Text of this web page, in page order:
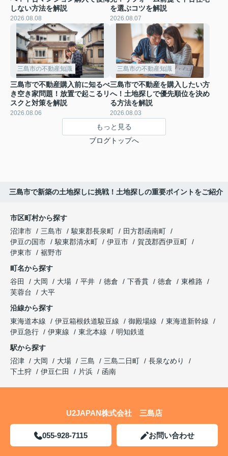
しない方法を解説
2026.08.08
を選ぶコツを解説
2026.08.07
三島市の不動産知識
三島市で不動産購入前に知るべ
き空き家問題！放置で起こるリ
スクと対策を解説
2026.08.06
三島市の不動産知識
三島市で不動産を購入したい方
へ！土地探しで優先順位を決め
る方法を解説
2026.08.03
もっと見る
ブログトップへ
三島市で新築の土地探しに挑戦！土地探しの重要ポイントをご紹介
市区町村から探す
沼津市
三島市 駿東郡長泉町
田方郡函南町
伊豆の国市
駿東郡清水町 伊豆市
賀茂郡西伊豆町
伊東市
裾野市
町名から探す
谷田
大岡 大場 平井 徳倉 下香貫 徳倉
東椎路
芙蓉台
大平
沿線から探す
東海道本線
伊豆箱根鉄道駿豆線 御殿場線
東海道新幹線
伊豆急行
伊東線 東北本線
明知鉄道
駅から探す
沼津
大岡 大場 三島 三島二日町
長泉なめり
下土狩
伊豆仁田 片浜 函南
U2JAPAN株式会社 三島店
055-928-7115 お問い合わせ